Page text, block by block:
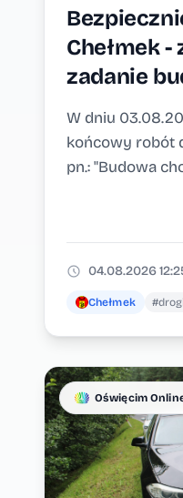
Chełmek
zadanie
przejścia
Chełmku
W dniu
końcowy robót
pn.: "Budowa
04.08.2026
Chełmek #drogi
Oświęcim